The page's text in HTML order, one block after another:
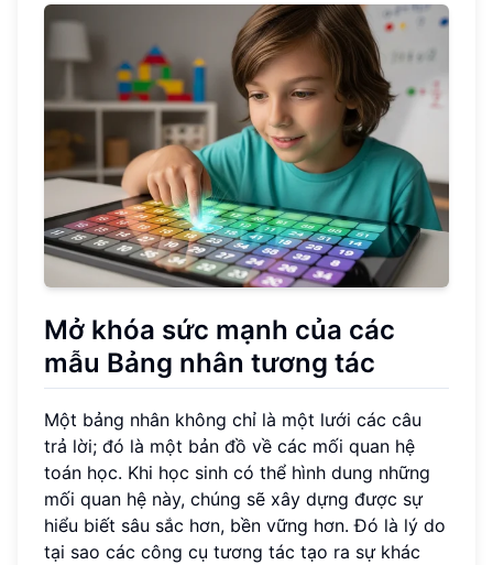
Mở khóa sức mạnh của các
mẫu Bảng nhân tương tác
Một bảng nhân không chỉ là một lưới các câu
trả lời; đó là một bản đồ về các mối quan hệ
toán học. Khi học sinh có thể hình dung những
mối quan hệ này, chúng sẽ xây dựng được sự
hiểu biết sâu sắc hơn, bền vững hơn. Đó là lý do
tại sao các công cụ tương tác tạo ra sự khác